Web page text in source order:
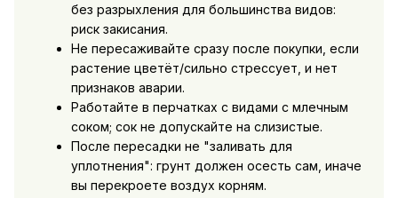
без разрыхления для большинства видов:
риск закисания.
Не пересаживайте сразу после покупки, если
растение цветёт/сильно стрессует, и нет
признаков аварии.
Работайте в перчатках с видами с млечным
соком; сок не допускайте на слизистые.
После пересадки не "заливать для
уплотнения": грунт должен осесть сам, иначе
вы перекроете воздух корням.